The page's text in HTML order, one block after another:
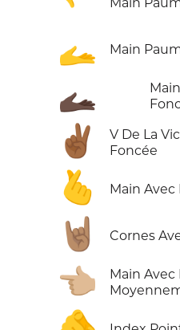
🫴 Main
🫴🏿
✌🏾
V De La
Foncée
🫰 Main Avec
🤘🏽 Cornes
👈🏼
Main Avec